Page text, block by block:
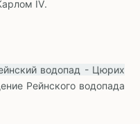
IV.
водопад - Цюрих
Рейнского водопада